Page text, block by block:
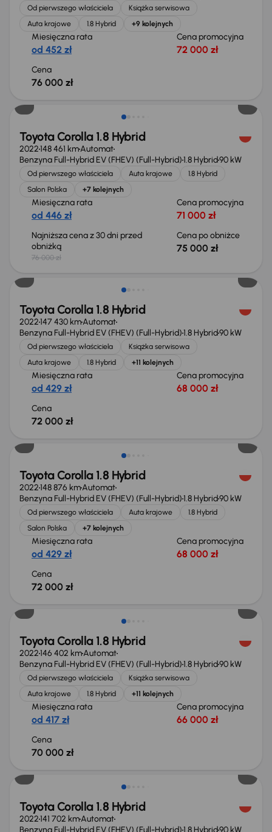
Od pierwszego właściciela
Książka serwisowa
Auta krajowe
1.8 Hybrid +9 kolejnych
Miesięczna rata
od 452 zł
Cena promocyjna
72 000 zł
Cena
76 000 zł
Taniej o 1 000 zł
Toyota Corolla 1.8 Hybrid
2022148 461 kmAutomat
Benzyna Full-Hybrid EV (FHEV) (Full-Hybrid)1.8 Hybrid90 kW
Od pierwszego właściciela Auta krajowe
1.8 Hybrid
Salon Polska
+7 kolejnych
Miesięczna rata
od 446 zł
Cena promocyjna
71 000 zł
Najniższa cena z 30 dni przed
obniżką
76 000 zł
Cena po obniżce
75 000 zł
Świeżo skupione
Toyota Corolla 1.8 Hybrid
2022147 430 kmAutomat
Benzyna Full-Hybrid EV (FHEV) (Full-Hybrid)1.8 Hybrid90 kW
Od pierwszego właściciela
Książka serwisowa
Auta krajowe
1.8 Hybrid +11 kolejnych
Miesięczna rata
od 429 zł
Cena promocyjna
68 000 zł
Cena
72 000 zł
Toyota Corolla 1.8 Hybrid
2022148 876 kmAutomat
Benzyna Full-Hybrid EV (FHEV) (Full-Hybrid)1.8 Hybrid90 kW
Od pierwszego właściciela Auta krajowe
1.8 Hybrid
Salon Polska
+7 kolejnych
Miesięczna rata
od 429 zł
Cena promocyjna
68 000 zł
Cena
72 000 zł
Toyota Corolla 1.8 Hybrid
2022146 402 kmAutomat
Benzyna Full-Hybrid EV (FHEV) (Full-Hybrid)1.8 Hybrid90 kW
Od pierwszego właściciela
Książka serwisowa
Auta krajowe
1.8 Hybrid +11 kolejnych
Miesięczna rata
od 417 zł
Cena promocyjna
66 000 zł
Cena
70 000 zł
Toyota Corolla 1.8 Hybrid
2022141 702 kmAutomat
Benzyna Full-Hybrid EV (FHEV) (Full-Hybrid)1.8 Hybrid90 kW